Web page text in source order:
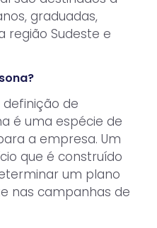
graduadas,
região Sudeste e
de
é uma espécie de
a empresa. Um
que é construído
um plano
nas campanhas de